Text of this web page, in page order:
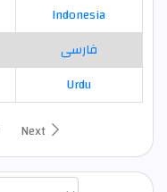
Indonesia
فارسی
Urdu
Next